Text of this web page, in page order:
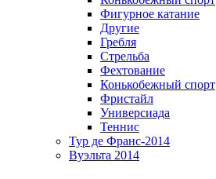
Фигурное катание
Другие
Гребля
Стрельба
Фехтование
Конькобежный спорт
Фристайл
Универсиада
Теннис
Тур де Франс-2014
Вуэльта 2014